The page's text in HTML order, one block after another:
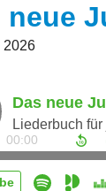
neue
2026
Das neue
00:00